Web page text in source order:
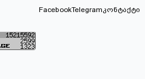
FacebookTelegramკონტაქტი